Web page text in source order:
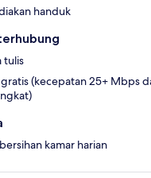
handuk
tulis
(kecepatan 25+ Mbps
kamar harian